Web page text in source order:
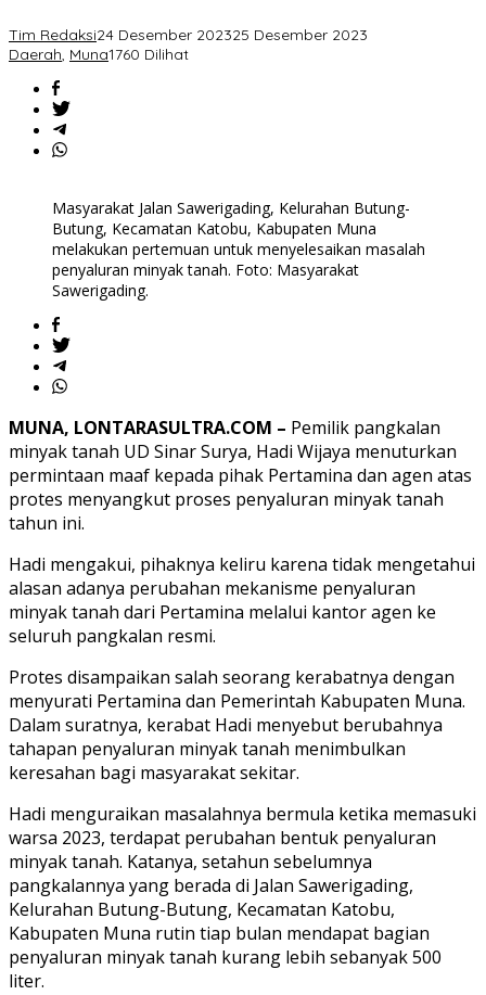
Tim Redaksi24 Desember 202325 Desember 2023
Daerah, Muna1760 Dilihat
Masyarakat Jalan Sawerigading, Kelurahan Butung-
Butung, Kecamatan Katobu, Kabupaten Muna
melakukan pertemuan untuk menyelesaikan masalah
penyaluran minyak tanah. Foto: Masyarakat
Sawerigading.
MUNA, LONTARASULTRA.COM – Pemilik pangkalan
minyak tanah UD Sinar Surya, Hadi Wijaya menuturkan
permintaan maaf kepada pihak Pertamina dan agen atas
protes menyangkut proses penyaluran minyak tanah
tahun ini.
Hadi mengakui, pihaknya keliru karena tidak mengetahui
alasan adanya perubahan mekanisme penyaluran
minyak tanah dari Pertamina melalui kantor agen ke
seluruh pangkalan resmi.
Protes disampaikan salah seorang kerabatnya dengan
menyurati Pertamina dan Pemerintah Kabupaten Muna.
Dalam suratnya, kerabat Hadi menyebut berubahnya
tahapan penyaluran minyak tanah menimbulkan
keresahan bagi masyarakat sekitar.
Hadi menguraikan masalahnya bermula ketika memasuki
warsa 2023, terdapat perubahan bentuk penyaluran
minyak tanah. Katanya, setahun sebelumnya
pangkalannya yang berada di Jalan Sawerigading,
Kelurahan Butung-Butung, Kecamatan Katobu,
Kabupaten Muna rutin tiap bulan mendapat bagian
penyaluran minyak tanah kurang lebih sebanyak 500
liter.